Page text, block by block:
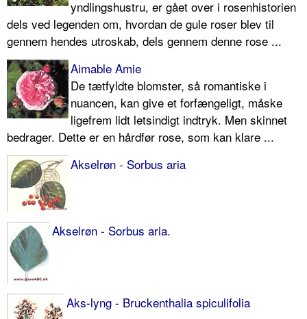
yndlingshustru, er gået over i rosenhi­storien
dels ved legenden om, hvordan de gule roser blev til
gennem hendes utroskab, dels gennem denne rose ...
Aimable Amie
De tætfyldte blomster, så romantiske i
nuancen, kan give et forfængeligt, måske
ligefrem lidt letsindigt indtryk. Men skinnet
bedrager. Dette er en hårdfør rose, som kan klare ...
Akselrøn - Sorbus aria
Akselrøn - Sorbus aria.
Aks-lyng - Bruckenthalia spiculifolia